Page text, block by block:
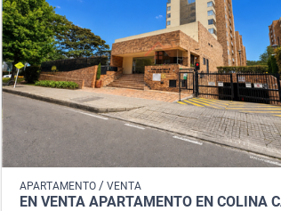
APARTAMENTO/ VENTA